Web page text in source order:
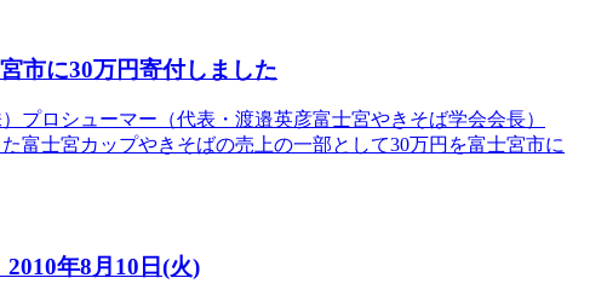
市に30万円寄付しました
プロシューマー（代表・渡邉英彦富士宮やきそば学会会長）
富士宮カップやきそばの売上の一部として30万円を富士宮市に
年8月10日(火)